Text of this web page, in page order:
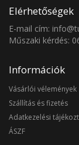
Elérhetőségek
E-mail cím:
Műszaki kérdés:
Információk
Vásárlói vélemények
Szállítás és fizetés
Adatkezelési
ÁSZF